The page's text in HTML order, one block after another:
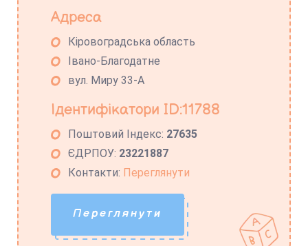
Адреса
Кіровоградська область
Івано-Благодатне
вул. Миру 33-А
Ідентифікатори ID:11788
Поштовий Індекс: 27635
ЄДРПОУ: 23221887
Контакти: Переглянути
Переглянути